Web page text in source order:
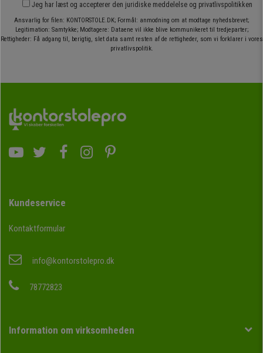
Jeg har læst og accepterer den juridiske meddelelse og privatlivspolitikken
Ansvarlig for filen: KONTORSTOLE.DK; Formål: anmodning om at modtage nyhedsbrevet;
Legitimation: Samtykke; Modtagere: Dataene vil ikke blive kommunikeret til tredjeparter;
Rettigheder: Få adgang til, berigtig, slet data samt resten af de rettigheder, som vi forklarer i vores
privatlivspolitik.
Kundeservice
Kontaktformular
info@kontorstolepro.dk
78772823
Information om virksomheden